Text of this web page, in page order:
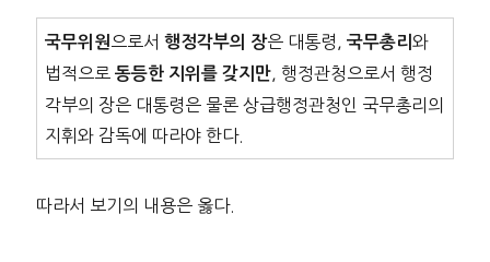
국무위원 으로서 행정각부의 장은 대통령, 국무총리 와
법적으로 동등한 지위를 갖지만, 행정관청으로서 행정
각부의 장은 대통령은 물론 상급행정관청인 국무총리의
지휘와 감독에 따라야 한다.
따라서 보기의 내용은 옳다.